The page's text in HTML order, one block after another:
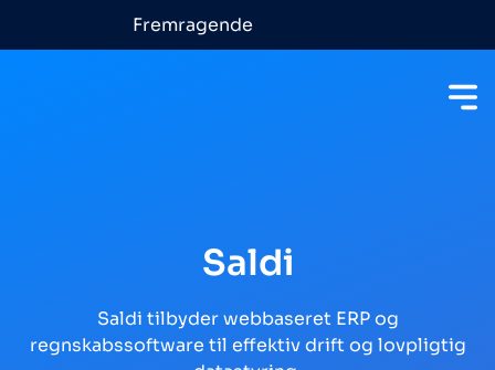
Fremragende
Saldi
Saldi tilbyder webbaseret ERP og
regnskabssoftware til effektiv drift og lovpligtig